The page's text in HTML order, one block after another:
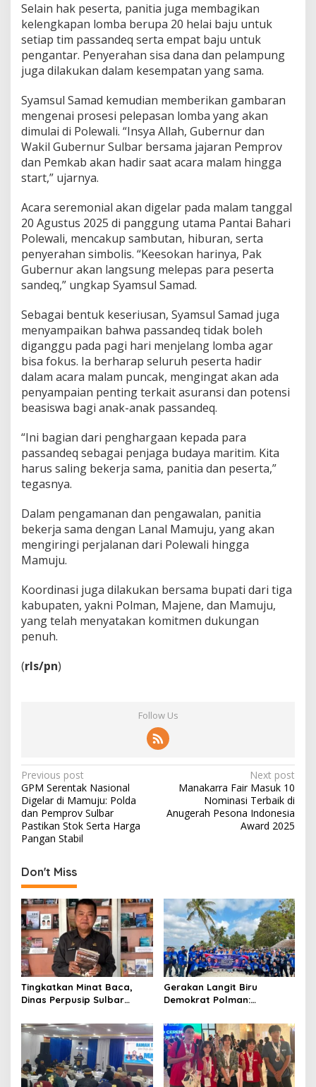
q
D
i
a
l
r
k
a
n
Selain hak peserta, panitia juga membagikan
kelengkapan lomba berupa 20 helai baju untuk
setiap tim passandeq serta empat baju untuk
pengantar. Penyerahan sisa dana dan pelampung
juga dilakukan dalam kesempatan yang sama.
Syamsul Samad kemudian memberikan gambaran
mengenai prosesi pelepasan lomba yang akan
dimulai di Polewali. “Insya Allah, Gubernur dan
Wakil Gubernur Sulbar bersama jajaran Pemprov
dan Pemkab akan hadir saat acara malam hingga
start,” ujarnya.
Acara seremonial akan digelar pada malam tanggal
20 Agustus 2025 di panggung utama Pantai Bahari
Polewali, mencakup sambutan, hiburan, serta
penyerahan simbolis. “Keesokan harinya, Pak
Gubernur akan langsung melepas para peserta
sandeq,” ungkap Syamsul Samad.
Sebagai bentuk keseriusan, Syamsul Samad juga
menyampaikan bahwa passandeq tidak boleh
diganggu pada pagi hari menjelang lomba agar
bisa fokus. Ia berharap seluruh peserta hadir
dalam acara malam puncak, mengingat akan ada
penyampaian penting terkait asuransi dan potensi
beasiswa bagi anak-anak passandeq.
“Ini bagian dari penghargaan kepada para
passandeq sebagai penjaga budaya maritim. Kita
harus saling bekerja sama, panitia dan peserta,”
tegasnya.
Dalam pengamanan dan pengawalan, panitia
bekerja sama dengan Lanal Mamuju, yang akan
mengiringi perjalanan dari Polewali hingga
Mamuju.
Koordinasi juga dilakukan bersama bupati dari tiga
kabupaten, yakni Polman, Majene, dan Mamuju,
yang telah menyatakan komitmen dukungan
penuh.
(rls/pn)
Follow Us
P
o
s
t
a
v
i
g
a
t
i
n
Previous post
GPM Serentak Nasional
Digelar di Mamuju: Polda
dan Pemprov Sulbar
Pastikan Stok Serta Harga
Pangan Stabil
Next post
Manakarra Fair Masuk 10
Nominasi Terbaik di
Anugerah Pesona Indonesia
Award 2025
Don't Miss
Tingkatkan Minat Baca,
Dinas Perpusip Sulbar
Lokal ke Publik
Gerakan Langit Biru
Demokrat Polman:
Kesehatan dan Donor
Darah